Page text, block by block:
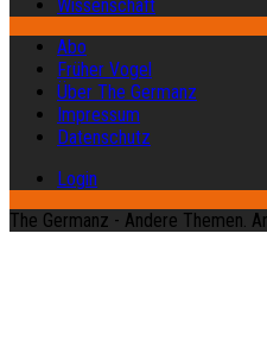
Wissenschaft
Abo
Früher Vogel
Über The Germanz
Impressum
Datenschutz
Login
The Germanz - Andere Themen.